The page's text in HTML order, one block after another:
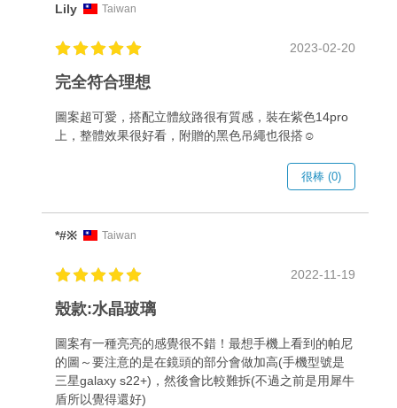
Lily Taiwan
2023-02-20
完全符合理想
圖案超可愛，搭配立體紋路很有質感，裝在紫色14pro
上，整體效果很好看，附贈的黑色吊繩也很搭☺️
很棒 (0)
*#※ Taiwan
2022-11-19
殼款:水晶玻璃
圖案有一種亮亮的感覺很不錯！最想手機上看到的帕尼
的圖～要注意的是在鏡頭的部分會做加高(手機型號是
三星galaxy s22+)，然後會比較難拆(不過之前是用犀牛
盾所以覺得還好)